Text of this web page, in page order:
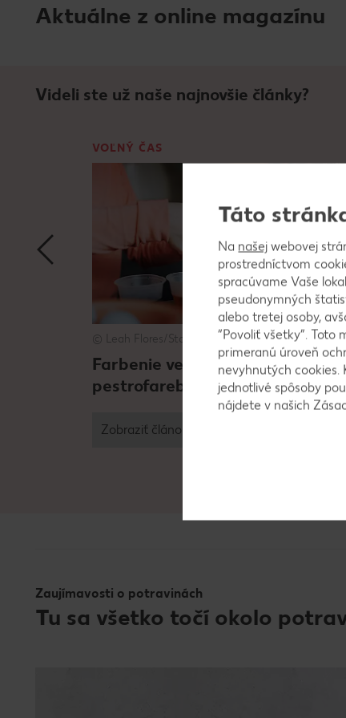
Aktuálne z online magazínu
Videli ste už naše najnovšie články?
VOĽNÝ ČAS
© Leah Flores/Stocksy – stock.adobe.com
Farbenie veľkonočných vajíčok:
pestrofarebná tradícia
Zobraziť článok
Zaujímavosti o potravinách
Tu sa všetko točí okolo
Táto
Na našej webovej
prostredníctvom
spracúvame Vaše
pseudonymných
alebo tretej osoby,
“Povoliť všetky”.
primeranú úroveň
nevyhnutých cookies.
jednotlivé spôsoby
nájdete v našich